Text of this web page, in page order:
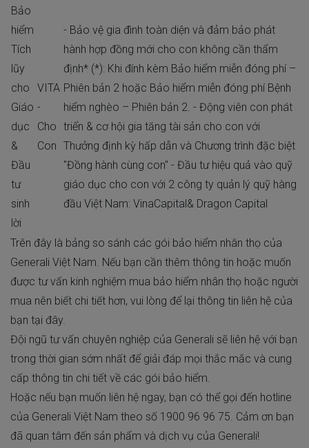
Bảo
hiểm
Tích
lũy
cho
Giáo
dục
&
Đầu
tư
sinh
lời
VITA
-
Cho
Con
- Bảo vệ gia đình toàn diện và đảm bảo phát
hành hợp đồng mới cho con không cần thẩm
định* (*): Khi đính kèm Bảo hiểm miễn đóng phí –
Phiên bản 2 hoặc Bảo hiểm miễn đóng phí Bệnh
hiểm nghèo – Phiên bản 2. - Động viên con phát
triển & cơ hội gia tăng tài sản cho con với
Thưởng định kỳ hấp dẫn và Chương trình đặc biệt
"Đồng hành cùng con" - Đầu tư hiệu quả vào quỹ
giáo dục cho con với 2 công ty quản lý quỹ hàng
đầu Việt Nam: VinaCapital& Dragon Capital
Trên đây là bảng so sánh các gói bảo hiểm nhân thọ của
Generali Việt Nam. Nếu bạn cần thêm thông tin hoặc muốn
được tư vấn kinh nghiệm mua bảo hiểm nhân thọ hoặc người
mua nên biết chi tiết hơn, vui lòng để lại thông tin liên hệ của
bạn tại đây.
Đội ngũ tư vấn chuyên nghiệp của Generali sẽ liên hệ với bạn
trong thời gian sớm nhất để giải đáp mọi thắc mắc và cung
cấp thông tin chi tiết về các gói bảo hiểm.
Hoặc nếu bạn muốn liên hệ ngay, bạn có thể gọi đến hotline
của Generali Việt Nam theo số 1900 96 96 75. Cảm ơn bạn
đã quan tâm đến sản phẩm và dịch vụ của Generali!